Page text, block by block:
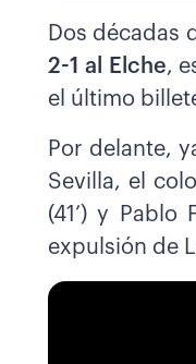
Dos décadas
2-1 al Elche,
el último
Por delante,
Sevilla, el
(41’) y
expulsión de